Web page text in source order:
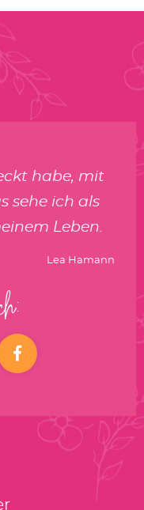
habe, mit
sehe ich als
Leben.
Lea Hamann
facebook